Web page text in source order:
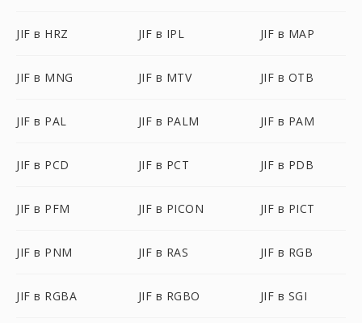
JIF в HRZ JIF в IPL JIF в MAP
JIF в MNG JIF в MTV JIF в OTB
JIF в PAL JIF в PALM JIF в PAM
JIF в PCD JIF в PCT JIF в PDB
JIF в PFM JIF в PICON JIF в PICT
JIF в PNM JIF в RAS JIF в RGB
JIF в RGBA JIF в RGBO JIF в SGI